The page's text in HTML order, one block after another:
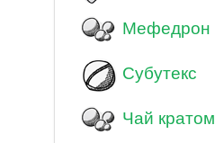
Мефедрон
Субутекс
Чай кратом